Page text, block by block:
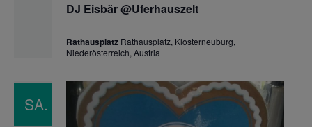
DJ Eisbär @Uferhauszelt
Rathausplatz Rathausplatz, Klosterneuburg,
Niederösterreich, Austria
SA.